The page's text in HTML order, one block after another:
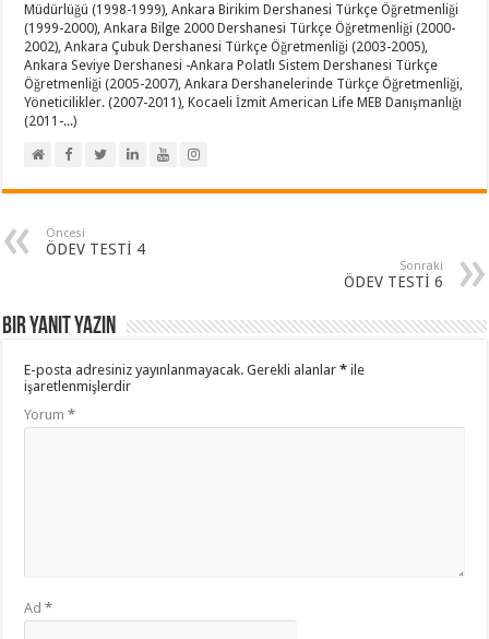
Müdürlüğü (1998-1999), Ankara Birikim Dershanesi Türkçe Öğretmenliği
(1999-2000), Ankara Bilge 2000 Dershanesi Türkçe Öğretmenliği (2000-
2002), Ankara Çubuk Dershanesi Türkçe Öğretmenliği (2003-2005),
Ankara Seviye Dershanesi -Ankara Polatlı Sistem Dershanesi Türkçe
Öğretmenliği (2005-2007), Ankara Dershanelerinde Türkçe Öğretmenliği,
Yöneticilikler. (2007-2011), Kocaeli İzmit American Life MEB Danışmanlığı
(2011-...)
Öncesi
ÖDEV TESTİ 4
Sonraki
ÖDEV TESTİ 6
Bir yanıt yazın
E-posta adresiniz yayınlanmayacak. Gerekli alanlar* ile
işaretlenmişlerdir
Yorum*
Ad*